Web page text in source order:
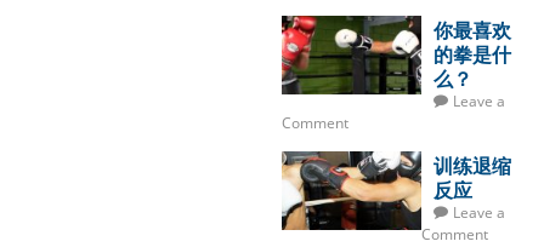
你最喜欢
的拳是什
么？
Leave a
Comment
训练退缩
反应
Leave a
Comment